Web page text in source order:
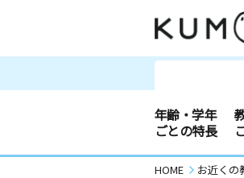
年齢・学年
ごとの特長
HOME お近くの